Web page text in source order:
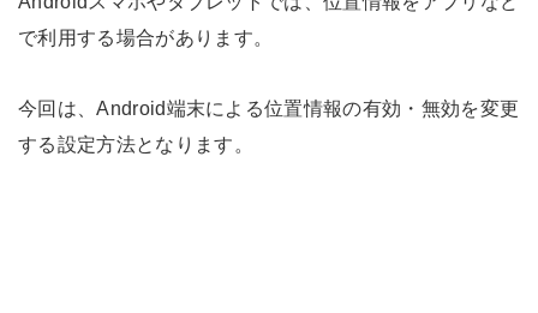
で利用する場合があります。
今回は、Android端末による位置情報の有効・無効を変更
する設定方法となります。